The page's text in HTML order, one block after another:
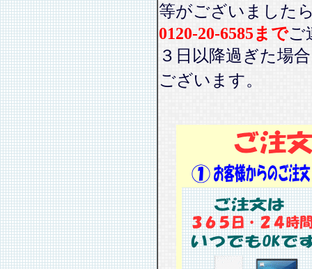
等がございました
0120-20-6585までご
３日以降過ぎた場
ございます。